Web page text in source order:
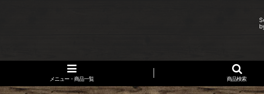
メニュー・商品一覧 商品検索